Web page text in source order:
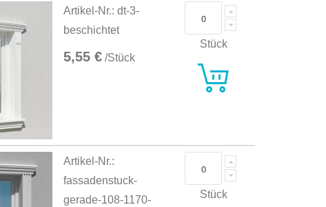
Artikel-Nr.: dt-3-
beschichtet
5,55 € /Stück
Stück
Artikel-Nr.:
fassadenstuck-
gerade-108-1170-
Stück